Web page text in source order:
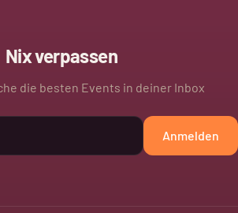
Nix verpassen
die besten Events in deiner Inbox
Anmelden